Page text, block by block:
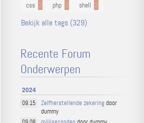
css 2 php 2 shell 2
Bekijk alle tags (329)
Recente Forum
Onderwerpen
2024
09.15 Zelfherstellende zekeringdoor
dummy